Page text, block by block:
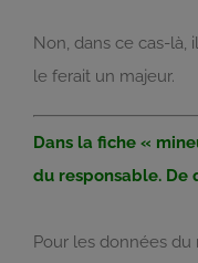
Non, dans ce cas-
le ferait un majeur.
Dans la fiche «
du responsable. De
Pour les données du